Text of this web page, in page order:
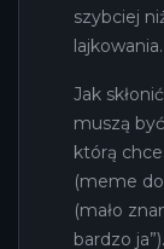
szybciej
lajkowania.
Jak
muszą być
którą
(meme do
(mało
bardzo